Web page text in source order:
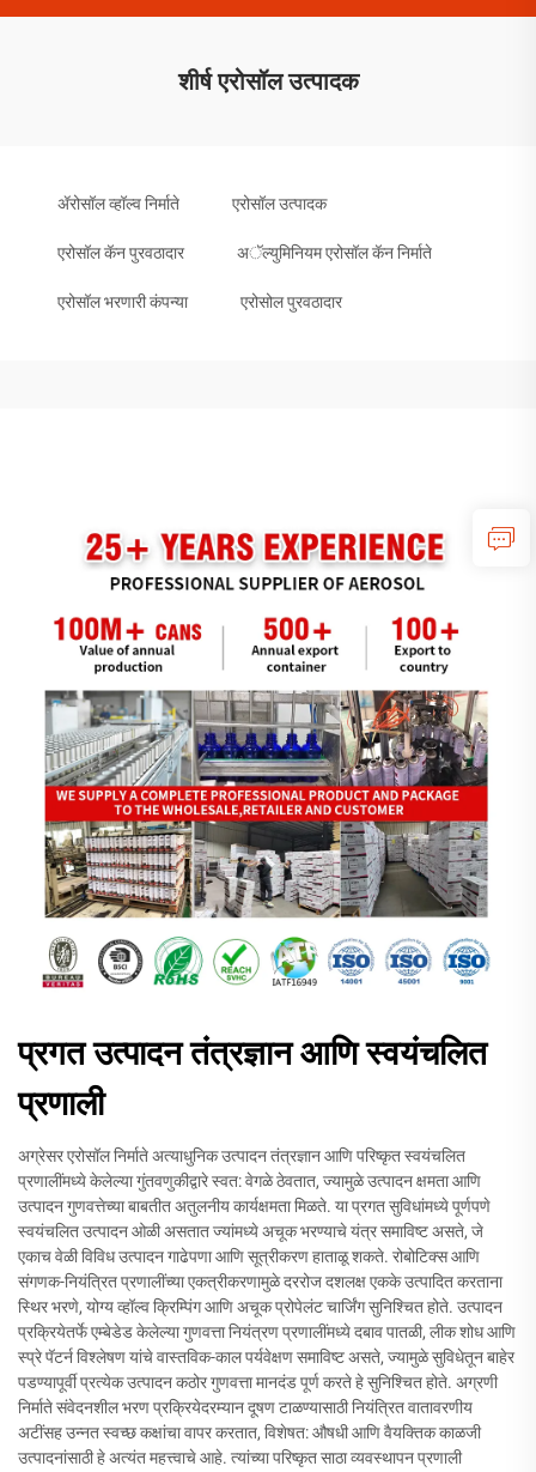
शीर्ष एरोसॉल उत्पादक
ॲरोसॉल व्हॉल्व निर्माते एरोसॉल उत्पादक
एरोसॉल कॅन पुरवठादार अॅल्युमिनियम एरोसॉल कॅन निर्माते
एरोसॉल भरणारी कंपन्या एरोसोल पुरवठादार
प्रगत उत्पादन तंत्रज्ञान आणि स्वयंचलित
प्रणाली
अग्रेसर एरोसॉल निर्माते अत्याधुनिक उत्पादन तंत्रज्ञान आणि परिष्कृत स्वयंचलित
प्रणालींमध्ये केलेल्या गुंतवणुकीद्वारे स्वत: वेगळे ठेवतात, ज्यामुळे उत्पादन क्षमता आणि
उत्पादन गुणवत्तेच्या बाबतीत अतुलनीय कार्यक्षमता मिळते. या प्रगत सुविधांमध्ये पूर्णपणे
स्वयंचलित उत्पादन ओळी असतात ज्यांमध्ये अचूक भरण्याचे यंत्र समाविष्ट असते, जे
एकाच वेळी विविध उत्पादन गाढेपणा आणि सूत्रीकरण हाताळू शकते. रोबोटिक्स आणि
संगणक-नियंत्रित प्रणालींच्या एकत्रीकरणामुळे दररोज दशलक्ष एकके उत्पादित करताना
स्थिर भरणे, योग्य व्हॉल्व क्रिम्पिंग आणि अचूक प्रोपेलंट चार्जिंग सुनिश्चित होते. उत्पादन
प्रक्रियेतर्फे एम्बेडेड केलेल्या गुणवत्ता नियंत्रण प्रणालींमध्ये दबाव पातळी, लीक शोध आणि
स्प्रे पॅटर्न विश्लेषण यांचे वास्तविक-काल पर्यवेक्षण समाविष्ट असते, ज्यामुळे सुविधेतून बाहेर
पडण्यापूर्वी प्रत्येक उत्पादन कठोर गुणवत्ता मानदंड पूर्ण करते हे सुनिश्चित होते. अग्रणी
निर्माते संवेदनशील भरण प्रक्रियेदरम्यान दूषण टाळण्यासाठी नियंत्रित वातावरणीय
अटींसह उन्नत स्वच्छ कक्षांचा वापर करतात, विशेषत: औषधी आणि वैयक्तिक काळजी
उत्पादनांसाठी हे अत्यंत महत्त्वाचे आहे. त्यांच्या परिष्कृत साठा व्यवस्थापन प्रणाली